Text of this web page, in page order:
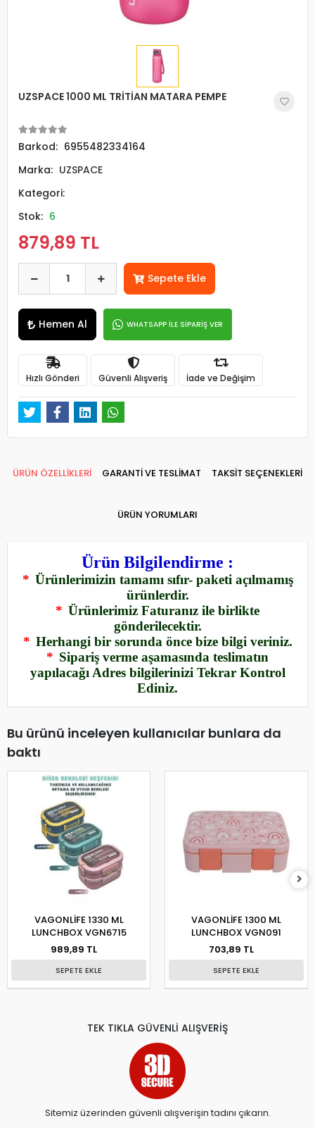
UZSPACE 1000 ML TRİTİAN MATARA PEMPE
Barkod: 6955482334164
Marka: UZSPACE
Kategori:
Stok: 6
879,89 TL
Sepete Ekle
Hemen Al WHATSAPP İLE SİPARİŞ VER
Hızlı Gönderi Güvenli Alışveriş İade ve Değişim
ÜRÜN ÖZELLİKLERİ GARANTİ VE TESLİMAT TAKSİT SEÇENEKLERİ
ÜRÜN YORUMLARI
Ürün Bilgilendirme :
* Ürünlerimizin tamamı sıfır- paketi açılmamış
ürünlerdir.
* Ürünlerimiz Faturanız ile birlikte
gönderilecektir.
* Herhangi bir sorunda önce bize bilgi veriniz.
* Sipariş verme aşamasında teslimatın
yapılacağı Adres bilgilerinizi Tekrar Kontrol
Ediniz.
Bu ürünü inceleyen kullanıcılar bunlara da
baktı
VAGONLİFE 1330 ML
LUNCHBOX VGN6715
989,89 TL
SEPETE EKLE
VAGONLİFE 1300 ML
LUNCHBOX VGN091
703,89 TL
SEPETE EKLE
TEK TIKLA GÜVENLİ ALIŞVERİŞ
Sitemiz üzerinden güvenli alışverişin tadını çıkarın.